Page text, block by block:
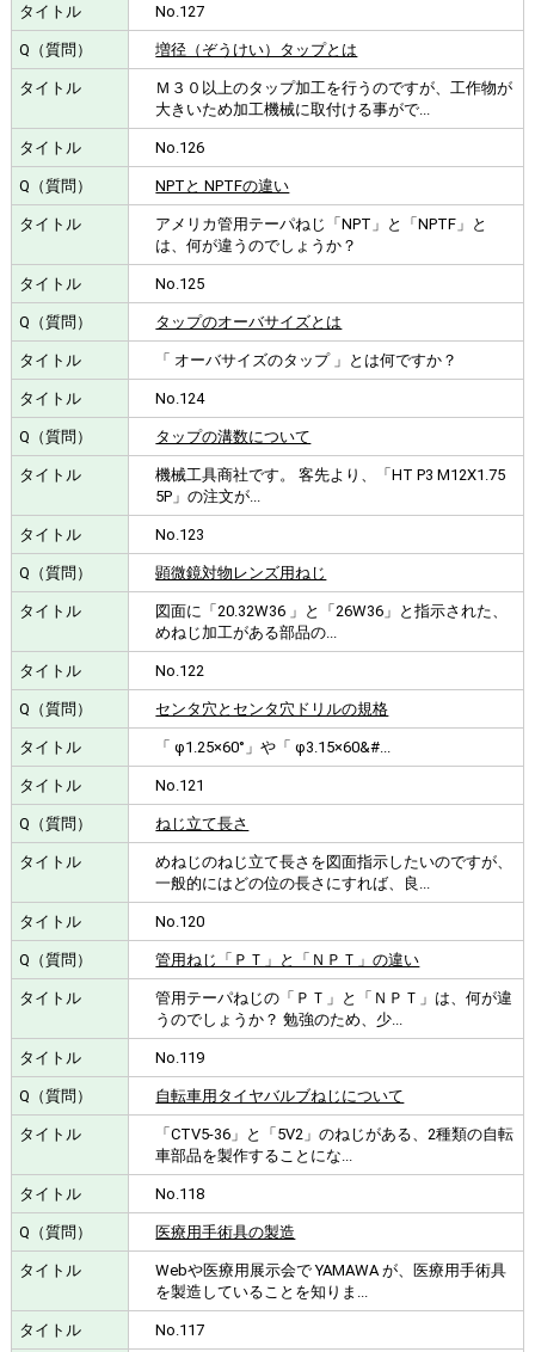
No.127
増径（ぞうけい）タップとは
Ｍ３０以上のタップ加工を行うのですが、工作物が
大きいため加工機械に取付ける事がで...
No.126
NPTと NPTFの違い
アメリカ管用テーパねじ「NPT」と「NPTF」と
は、何が違うのでしょうか？
No.125
タップのオーバサイズとは
「 オーバサイズのタップ 」とは何ですか？
No.124
タップの溝数について
機械工具商社です。 客先より、「HT P3 M12X1.75
5P」の注文が...
No.123
顕微鏡対物レンズ用ねじ
図面に「20.32W36 」と「26W36」と指示された、
めねじ加工がある部品の...
No.122
センタ穴とセンタ穴ドリルの規格
「 φ1.25×60°」や「 φ3.15×60&#...
No.121
ねじ立て長さ
めねじのねじ立て長さを図面指示したいのですが、
一般的にはどの位の長さにすれば、良...
No.120
管用ねじ「ＰＴ」と「ＮＰＴ」の違い
管用テーパねじの「ＰＴ」と「ＮＰＴ」は、何が違
うのでしょうか？ 勉強のため、少...
No.119
自転車用タイヤバルブねじについて
「CTV5-36」と「5V2」のねじがある、2種類の自転
車部品を製作することにな...
No.118
医療用手術具の製造
Webや医療用展示会で YAMAWA が、医療用手術具
を製造していることを知りま...
No.117